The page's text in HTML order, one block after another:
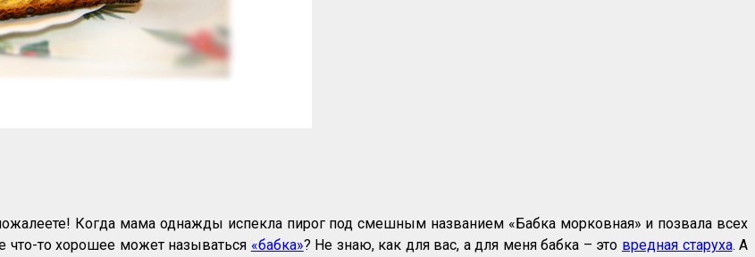
Когда мама однажды испекла пирог под смешным названием «Бабка морковная» и позвала всех
что-то хорошее может называться «бабка»? Не знаю, как для вас, а для меня бабка – это вредная старуха. А